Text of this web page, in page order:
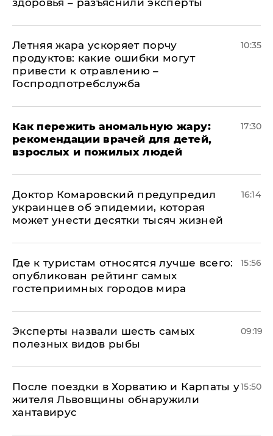
здоровья – разъяснили эксперты
Летняя жара ускоряет порчу
продуктов: какие ошибки могут
привести к отравлению –
Госпродпотребслужба
10:35
Как пережить аномальную жару:
рекомендации врачей для детей,
взрослых и пожилых людей
17:30
Доктор Комаровский предупредил
украинцев об эпидемии, которая
может унести десятки тысяч жизней
16:14
Где к туристам относятся лучше всего:
опубликован рейтинг самых
гостеприимных городов мира
15:56
Эксперты назвали шесть самых
полезных видов рыбы
09:19
После поездки в Хорватию и Карпаты у
жителя Львовщины обнаружили
хантавирус
15:50